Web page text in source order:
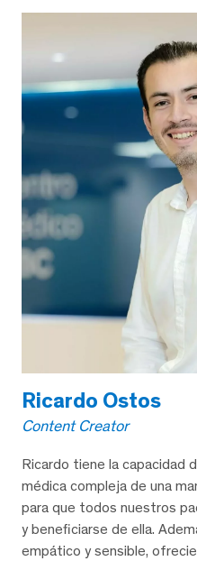
Ricardo Ostos
Content Creator
Ricardo tiene la capacidad
médica compleja de una
para que todos nuestros
y beneficiarse de ella.
empático y sensible,